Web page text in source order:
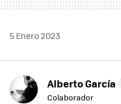
5 Enero 2023
Alberto García
Colaborador